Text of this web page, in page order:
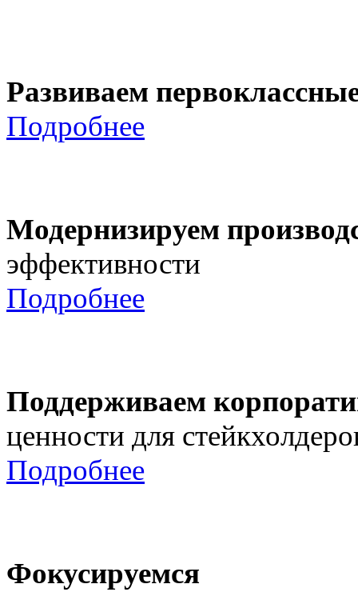
Развиваем
Подробнее
Модернизируем
эффективности
Подробнее
Поддерживаем
ценности для
Подробнее
Фокусируемся